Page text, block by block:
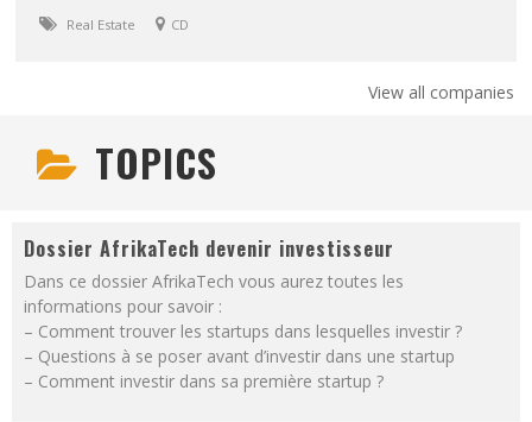
Real Estate CD
View all companies
TOPICS
Dossier AfrikaTech devenir investisseur
Dans ce dossier AfrikaTech vous aurez toutes les
informations pour savoir :
– Comment trouver les startups dans lesquelles investir ?
– Questions à se poser avant d’investir dans une startup
– Comment investir dans sa première startup ?